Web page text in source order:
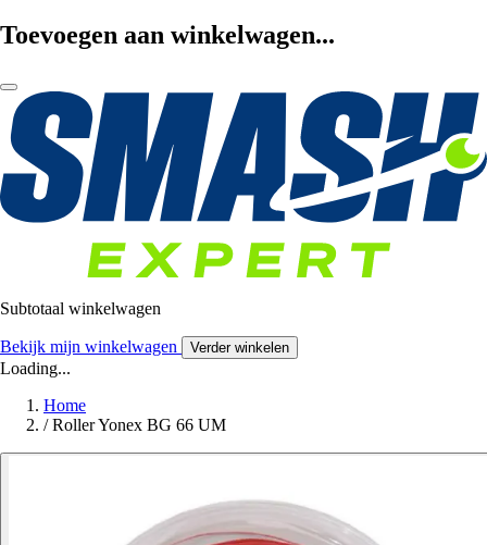
Toevoegen aan winkelwagen...
Subtotaal winkelwagen
Bekijk mijn winkelwagen Verder winkelen
Loading...
Home
/ Roller Yonex BG 66 UM